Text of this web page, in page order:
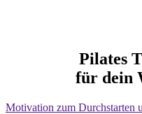
Pilates
für dein
Motivation zum Durchstarten